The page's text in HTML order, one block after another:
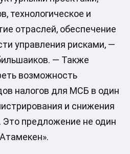
технологическое и
отраслей, обеспечение
управления рисками, —
— Также
возможность
налогов для МСБ в один
и снижения
Это предложение не один